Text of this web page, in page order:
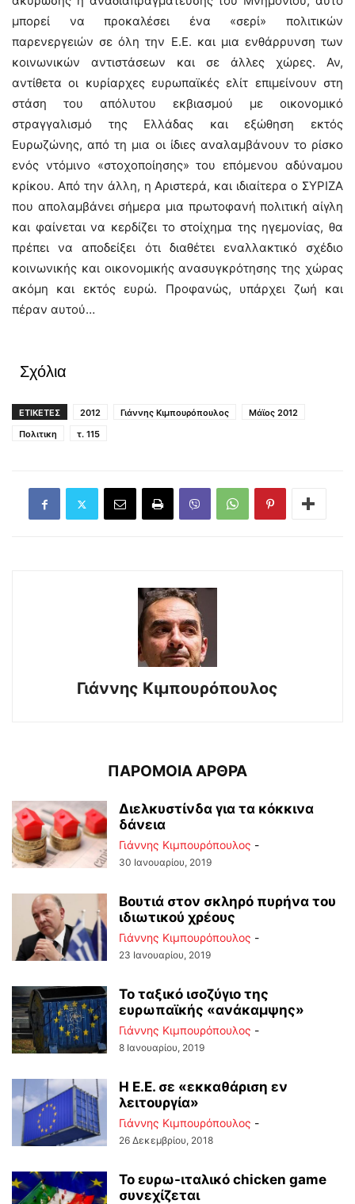
μπορεί να προκαλέσει ένα «σερί» πολιτικών
παρενεργειών σε όλη την Ε.Ε. και μια ενθάρρυνση των
κοινωνικών αντιστάσεων και σε άλλες χώρες. Αν,
αντίθετα οι κυρίαρχες ευρωπαϊκές ελίτ επιμείνουν στη
στάση του απόλυτου εκβιασμού με οικονομικό
στραγγαλισμό της Ελλάδας και εξώθηση εκτός
Ευρωζώνης, από τη μια οι ίδιες αναλαμβάνουν το ρίσκο
ενός ντόμινο «στοχοποίησης» του επόμενου αδύναμου
κρίκου. Από την άλλη, η Αριστερά, και ιδιαίτερα ο ΣΥΡΙΖΑ
που απολαμβάνει σήμερα μια πρωτοφανή πολιτική αίγλη
και φαίνεται να κερδίζει το στοίχημα της ηγεμονίας, θα
πρέπει να αποδείξει ότι διαθέτει εναλλακτικό σχέδιο
κοινωνικής και οικονομικής ανασυγκρότησης της χώρας
ακόμη και εκτός ευρώ. Προφανώς, υπάρχει ζωή και
πέραν αυτού…
Σχόλια
ΕΤΙΚΕΤΕΣ 2012 Γιάννης Κιμπουρόπουλος
Μάϊος 2012
Πολιτικη
τ. 115
Γιάννης Κιμπουρόπουλος
ΠΑΡΟΜΟΙΑ ΑΡΘΡΑ
Διελκυστίνδα για τα κόκκινα
δάνεια
Γιάννης Κιμπουρόπουλος -
30 Ιανουαρίου, 2019
Βουτιά στον σκληρό πυρήνα του
ιδιωτικού χρέους
Γιάννης Κιμπουρόπουλος -
23 Ιανουαρίου, 2019
Το ταξικό ισοζύγιο της
ευρωπαϊκής «ανάκαμψης»
Γιάννης Κιμπουρόπουλος -
8 Ιανουαρίου, 2019
Η Ε.Ε. σε «εκκαθάριση εν
λειτουργία»
Γιάννης Κιμπουρόπουλος -
26 Δεκεμβρίου, 2018
Το ευρω-ιταλικό chicken game
συνεχίζεται